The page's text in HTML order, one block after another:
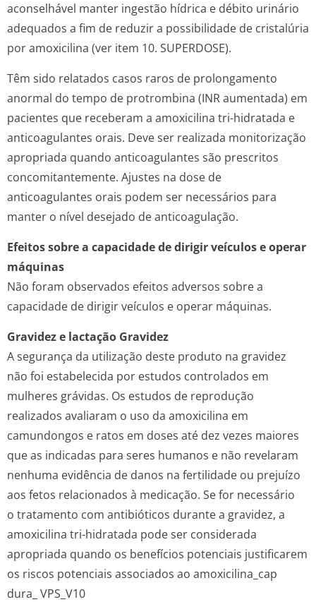
aconselhável manter ingestão hídrica e débito urinário
adequados a fim de reduzir a possibilidade de cristalúria
por amoxicilina (ver item 10. SUPERDOSE).
Têm sido relatados casos raros de prolongamento
anormal do tempo de protrombina (INR aumentada) em
pacientes que receberam a amoxicilina tri-hidratada e
anticoagulantes orais. Deve ser realizada monitorização
apropriada quando anticoagulantes são prescritos
concomitantemente. Ajustes na dose de
anticoagulantes orais podem ser necessários para
manter o nível desejado de anticoagulação.
Efeitos sobre a capacidade de dirigir veículos e operar
máquinas
Não foram observados efeitos adversos sobre a
capacidade de dirigir veículos e operar máquinas.
Gravidez e lactação Gravidez
A segurança da utilização deste produto na gravidez
não foi estabelecida por estudos controlados em
mulheres grávidas. Os estudos de reprodução
realizados avaliaram o uso da amoxicilina em
camundongos e ratos em doses até dez vezes maiores
que as indicadas para seres humanos e não revelaram
nenhuma evidência de danos na fertilidade ou prejuízo
aos fetos relacionados à medicação. Se for necessário
o tratamento com antibióticos durante a gravidez, a
amoxicilina tri-hidratada pode ser considerada
apropriada quando os benefícios potenciais justificarem
os riscos potenciais associados ao amoxicilina_cap
dura_ VPS_V10